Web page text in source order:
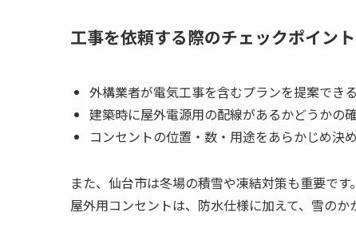
工事を依頼する際のチェックポイント
外構業者が電気工事を含むプランを提案でき
建築時に屋外電源用の配線があるかどうかの
コンセントの位置・数・用途をあらかじめ決
また、仙台市は冬場の積雪や凍結対策も重要です。
屋外用コンセントは、防水仕様に加えて、雪のか